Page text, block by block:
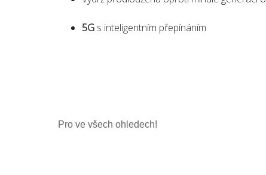
5G s inteligentním přepínáním
Pro ve všech ohledech!